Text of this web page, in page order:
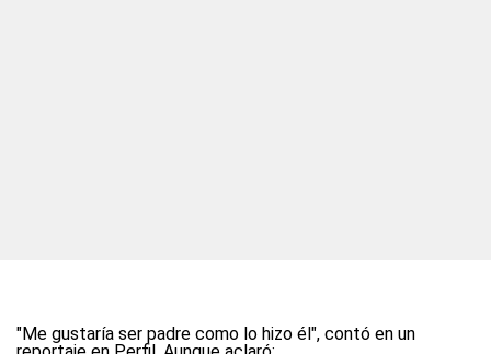
"Me gustaría ser padre como lo hizo él", contó en un